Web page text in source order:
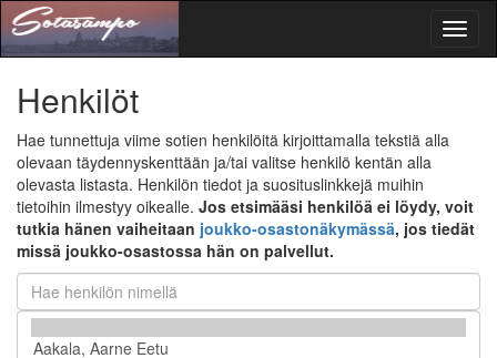
Henkilöt
Hae tunnettuja viime sotien henkilöitä kirjoittamalla tekstiä alla
olevaan täydennyskenttään ja/tai valitse henkilö kentän alla
olevasta listasta. Henkilön tiedot ja suosituslinkkejä muihin
tietoihin ilmestyy oikealle. Jos etsimääsi henkilöä ei löydy, voit
tutkia hänen vaiheitaan joukko-osastonäkymässä, jos tiedät
missä joukko-osastossa hän on palvellut.